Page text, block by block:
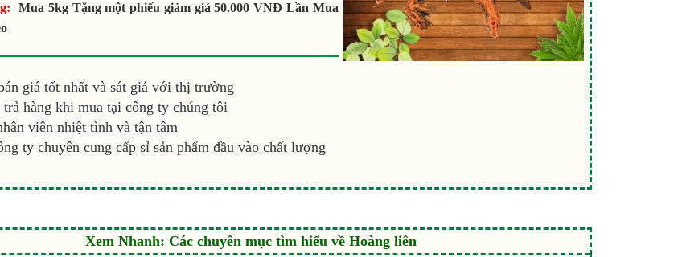
Mua 5kg Tặng một phiếu giảm giá 50.000 VNĐ Lần Mua
giá tốt nhất và sát giá với thị trường
hàng khi mua tại công ty chúng tôi
viên nhiệt tình và tận tâm
ty chuyên cung cấp sỉ sản phẩm đầu vào chất lượng
Xem Nhanh: Các chuyên mục tìm hiểu về Hoàng liên